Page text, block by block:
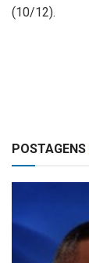
(10/12).
POSTAGENS